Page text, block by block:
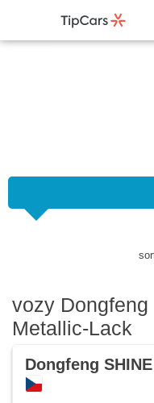
vozy
Metallic-Lack
Dongfeng SHINE